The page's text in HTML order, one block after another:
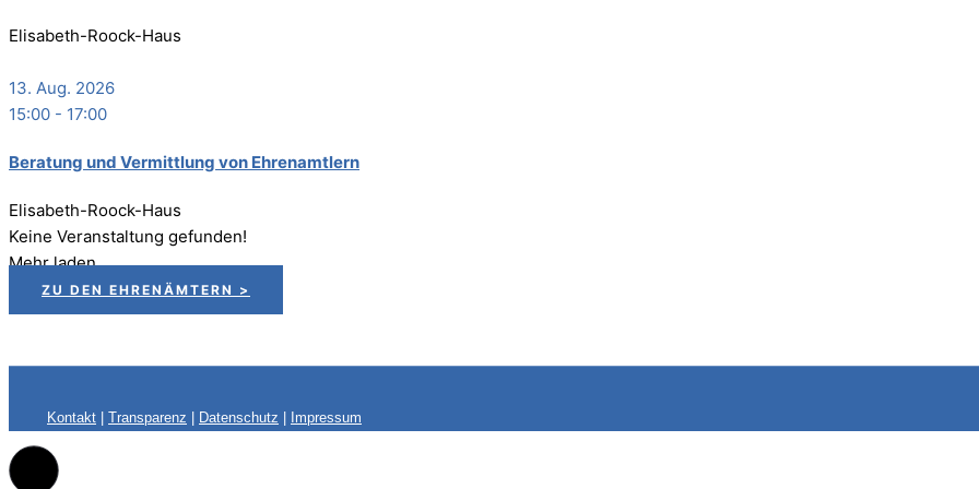
Elisabeth-Roock-Haus
13. Aug. 2026
15:00 - 17:00
Bera­tung und Ver­mitt­lung von Ehrenamtlern
Elisabeth-Roock-Haus
Keine Veranstaltung gefunden!
Mehr laden
ZU DEN EHRENÄMTERN >
Kontakt
Transparenz Datenschutz Impressum